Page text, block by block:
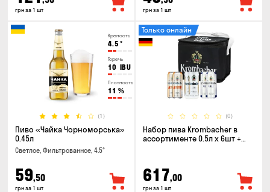
грн за 1 шт грн за 1 шт
Крепость
4.5 °
Горечь
10 IBU
Плотность
11 %
(1)
Пиво «Чайка Чорноморська»
0.45л
Светлое, Фильтрованное, 4.5°
59,50
грн за 1 шт
(0)
Только онлайн
Набор пива Krombacher в
ассортименте 0.5л х 6шт +
617,00
грн за 1 шт